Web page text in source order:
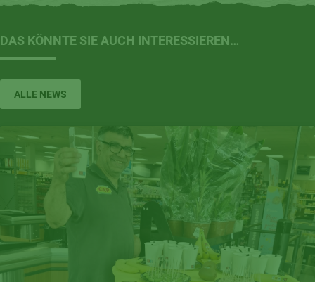
DAS KÖNNTE SIE AUCH INTERESSIEREN…
ALLE NEWS